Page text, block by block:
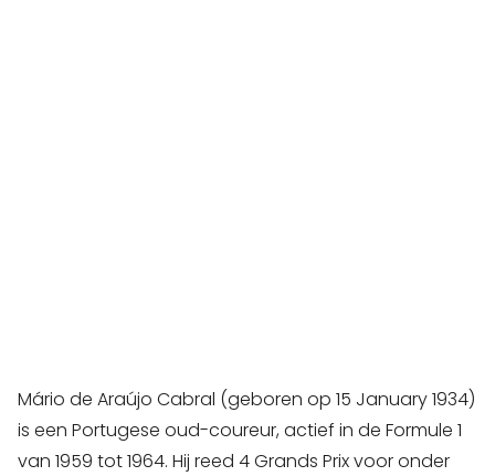
Mário de Araújo Cabral (geboren op 15 January 1934)
is een Portugese oud-coureur, actief in de Formule 1
van 1959 tot 1964. Hij reed 4 Grands Prix voor onder